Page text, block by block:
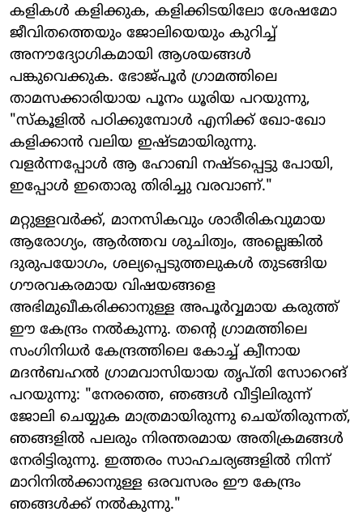
കളികൾ കളിക്കുക, കളിക്കിടയിലോ ശേഷമോ
ജീവിതത്തെയും ജോലിയെയും കുറിച്ച്
അനൗദ്യോഗികമായി ആശയങ്ങൾ
പങ്കുവെക്കുക. ഭോജ്പൂർ ഗ്രാമത്തിലെ
താമസക്കാരിയായ പൂനം ധൂരിയ പറയുന്നു,
"സ്കൂളിൽ പഠിക്കുമ്പോൾ എനിക്ക് ഖോ-ഖോ
കളിക്കാൻ വലിയ ഇഷ്ടമായിരുന്നു.
വളർന്നപ്പോൾ ആ ഹോബി നഷ്ടപ്പെട്ടു പോയി,
ഇപ്പോൾ ഇതൊരു തിരിച്ചു വരവാണ്."
മറ്റുള്ളവർക്ക്, മാനസികവും ശാരീരികവുമായ
ആരോഗ്യം, ആർത്തവ ശുചിത്വം, അല്ലെങ്കിൽ
ദുരുപയോഗം, ശല്യപ്പെടുത്തലുകൾ തുടങ്ങിയ
ഗൗരവകരമായ വിഷയങ്ങളെ
അഭിമുഖീകരിക്കാനുള്ള അപൂർവ്വമായ കരുത്ത്
ഈ കേന്ദ്രം നൽകുന്നു. തന്റെ ഗ്രാമത്തിലെ
സംഗിനിധർ കേന്ദ്രത്തിലെ കോച്ച് ക്വീനായ
മദൻബഹൽ ഗ്രാമവാസിയായ തൃപ്തി സോറെങ്
പറയുന്നു: "നേരത്തെ, ഞങ്ങൾ വീട്ടിലിരുന്ന്
ജോലി ചെയ്യുക മാത്രമായിരുന്നു ചെയ്തിരുന്നത്,
ഞങ്ങളിൽ പലരും നിരന്തരമായ അതിക്രമങ്ങൾ
നേരിട്ടിരുന്നു. ഇത്തരം സാഹചര്യങ്ങളിൽ നിന്ന്
മാറിനിൽക്കാനുള്ള ഒരവസരം ഈ കേന്ദ്രം
ഞങ്ങൾക്ക് നൽകുന്നു."